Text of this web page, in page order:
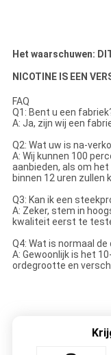
Het waarschuwen:
NICOTINE IS EEN
FAQ
Q1: Bent u een
A: Ja, zijn wij een
Q2: Wat uw is na-
A: Wij kunnen 100
aanbieden, als om
binnen 12 uren zullen
Q3: Kan ik een
A: Zeker, stem in
kwaliteit eerst te
Q4: Wat is normaal
A: Gewoonlijk is het
ordegrootte en